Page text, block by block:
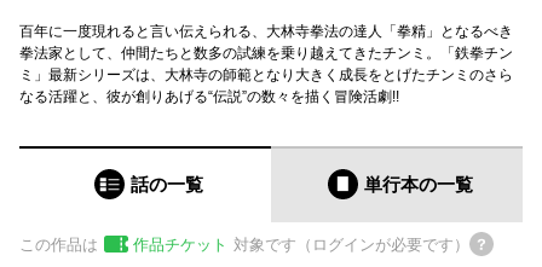
百年に一度現れると言い伝えられる、大林寺拳法の達人「拳精」となるべき
拳法家として、仲間たちと数多の試練を乗り越えてきたチンミ。「鉄拳チン
ミ」最新シリーズは、大林寺の師範となり大きく成長をとげたチンミのさら
なる活躍と、彼が創りあげる“伝説”の数々を描く冒険活劇!!
話の一覧 単行本の一覧
この作品は 作品チケット 対象です（ログインが必要です）